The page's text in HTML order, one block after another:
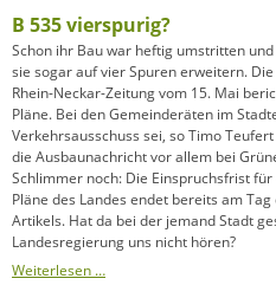
mitreden
B 535 vierspurig?
Schon ihr Bau war heftig umstritten
sie sogar auf vier Spuren erweitern.
Rhein-Neckar-Zeitung vom 15. Mai
Pläne. Bei den Gemeinderäten im
Verkehrsausschuss sei, so Timo
die Ausbaunachricht vor allem bei
Schlimmer noch: Die Einspruchsfrist
Pläne des Landes endet bereits am
Artikels. Hat da bei der jemand Stadt
Landesregierung uns nicht hören?
Weiterlesen …B